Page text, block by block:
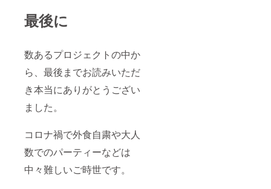
最後に
数あるプロジェクトの中か
ら、最後までお読みいただ
き本当にありがとうござい
ました。
コロナ禍で外食自粛や大人
数でのパーティーなどは
中々難しいご時世です。